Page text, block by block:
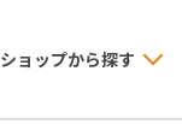
ショップから探す